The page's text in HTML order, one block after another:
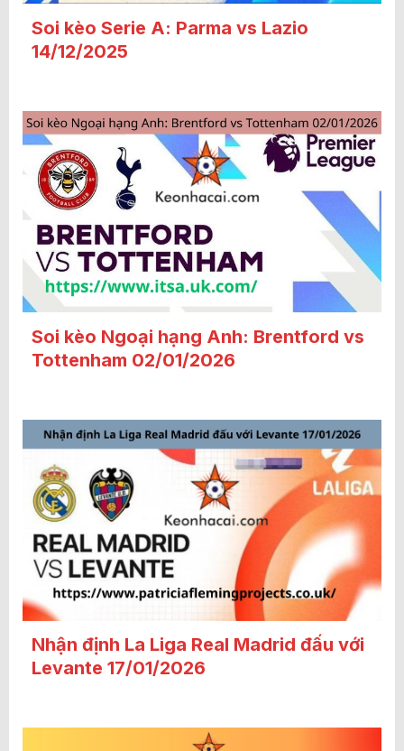
Soi kèo Serie A: Parma vs Lazio
14/12/2025
Soi kèo Ngoại hạng Anh: Brentford vs
Tottenham 02/01/2026
Nhận định La Liga Real Madrid đấu với
Levante 17/01/2026